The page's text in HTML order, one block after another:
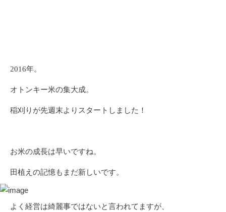
2016年。
オトンキー米の集大成。
稲刈りが先週末よりスタートしました！
お米の成長は早いですね。
田植えの記憶もまだ新しいです。
よく経営は綺麗事ではないと言われてますが、